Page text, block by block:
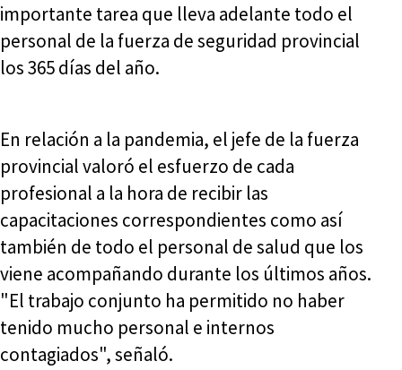
importante tarea que lleva adelante todo el
personal de la fuerza de seguridad provincial
los 365 días del año.
En relación a la pandemia, el jefe de la fuerza
provincial valoró el esfuerzo de cada
profesional a la hora de recibir las
capacitaciones correspondientes como así
también de todo el personal de salud que los
viene acompañando durante los últimos años.
"El trabajo conjunto ha permitido no haber
tenido mucho personal e internos
contagiados", señaló.